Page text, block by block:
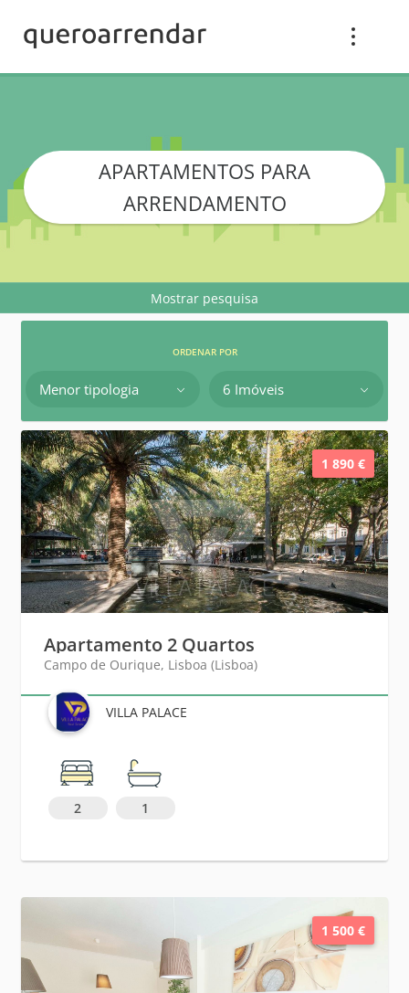
APARTAMENTOS PARA
ARRENDAMENTO
Mostrar pesquisa
ORDENAR POR
Menor tipologia 6 Imóveis
1 890 €
Apartamento 2 Quartos
Campo de Ourique, Lisboa (Lisboa)
VILLA PALACE
2 1
1 500 €